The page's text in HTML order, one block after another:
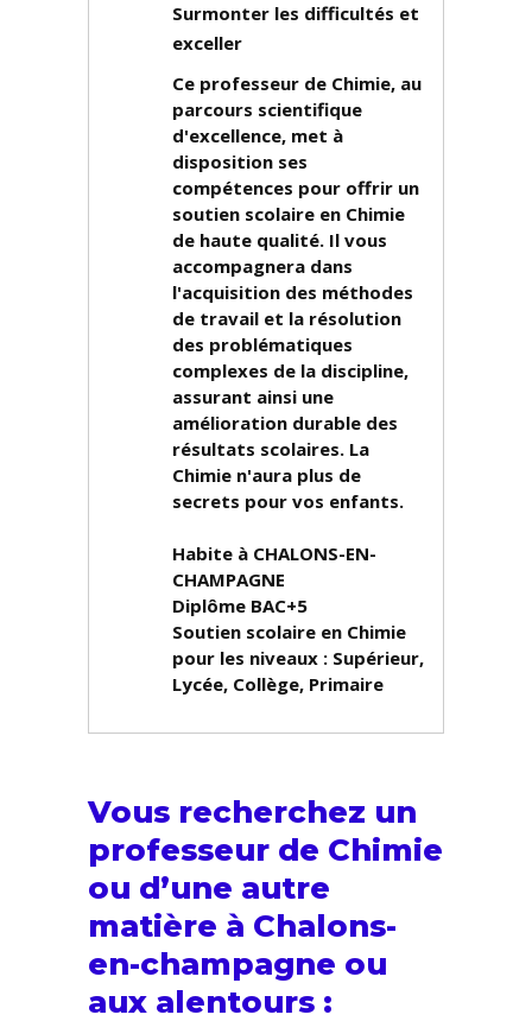
Surmonter les difficultés et
exceller
Ce professeur de Chimie, au
parcours scientifique
d'excellence, met à
disposition ses
compétences pour offrir un
soutien scolaire en Chimie
de haute qualité. Il vous
accompagnera dans
l'acquisition des méthodes
de travail et la résolution
des problématiques
complexes de la discipline,
assurant ainsi une
amélioration durable des
résultats scolaires. La
Chimie n'aura plus de
secrets pour vos enfants.
Habite à CHALONS-EN-
CHAMPAGNE
Diplôme BAC+5
Soutien scolaire en Chimie
pour les niveaux : Supérieur,
Lycée, Collège, Primaire
Vous recherchez un
professeur de Chimie
ou d’une autre
matière à Chalons-
en-champagne ou
aux alentours :